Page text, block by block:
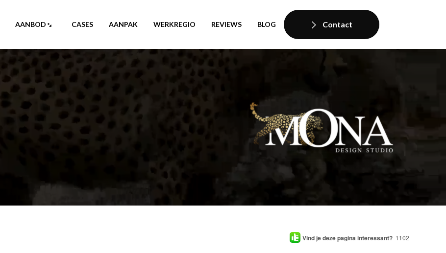
AANBOD CASES AANPAK WERKREGIO REVIEWS BLOG Contact
Vind je deze pagina interessant? 1102